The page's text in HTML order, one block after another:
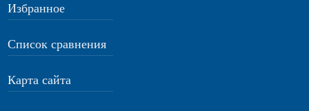
Избранное
Список сравнения
Карта сайта